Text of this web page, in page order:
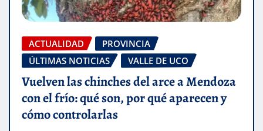
ACTUALIDAD
PROVINCIA
ÚLTIMAS NOTICIAS
VALLE DE UCO
Vuelven las chinches del arce a Mendoza
con el frío: qué son, por qué aparecen y
cómo controlarlas